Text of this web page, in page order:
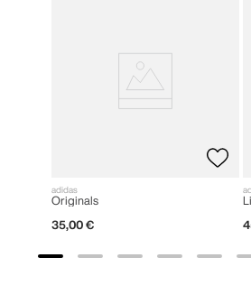
adidas
Originals
35,00 €